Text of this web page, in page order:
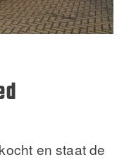
en staat de